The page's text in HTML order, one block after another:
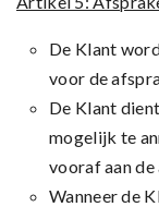
De Klant
voor de
De Klant
mogelijk te
vooraf aan de
Wanneer de